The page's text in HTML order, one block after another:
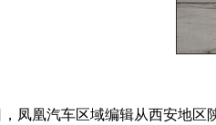
凤凰汽车区域编辑从西安地区